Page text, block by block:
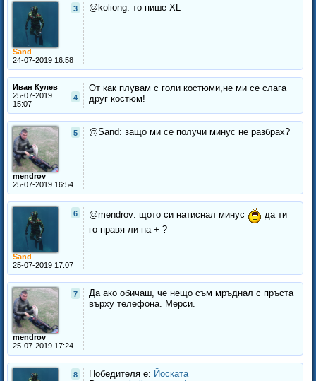
3
Sand
24-07-2019 16:58
@koliong: то пише XL
Иван Кулев
4
25-07-2019
15:07
От как плувам с голи костюми,не ми се слага
друг костюм!
5
mendrov
25-07-2019 16:54
@Sand: защо ми се получи минус не разбрах?
6
Sand
25-07-2019 17:07
@mendrov: щото си натиснал минус
да ти
го правя ли на + ?
7
mendrov
25-07-2019 17:24
Да ако обичаш, че нещо съм мръднал с пръста
върху телефона. Мерси.
8 Победителя е: Йоската